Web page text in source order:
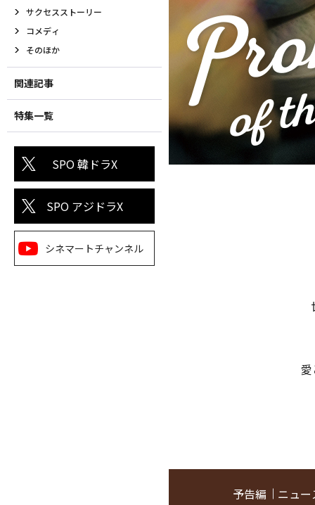
サクセスストーリー
コメディ
そのほか
関連記事
特集一覧
SPO 韓ドラX
SPO アジドラX
シネマートチャンネル
予告編 ニュー